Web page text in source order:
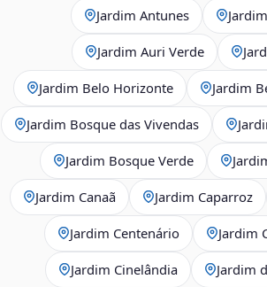
Jardim Antunes
Jardim Auri Verde
Jardim Belo Horizonte Jardim
Jardim Bosque das Vivendas
Jardim Bosque Verde
Jardim Canaã Jardim Caparroz
Jardim Centenário Jardim
Jardim Cinelândia Jardim